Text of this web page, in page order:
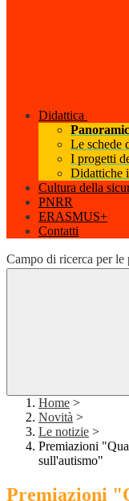
Didattica
Le schede
I progetti
Didattiche
Cultura della
PNRR
ERASMUS+
Contatti
Campo di ricerca per le
Home >
Novità >
Le notizie >
Premiazioni
sull'autismo"
Premiazioni